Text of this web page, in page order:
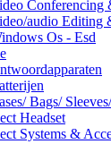
Conferencing
audio Editing
Os - Esd
Bags/
Headset
Systems &